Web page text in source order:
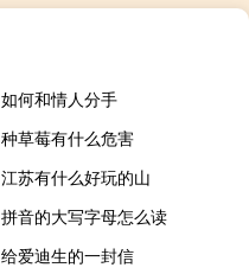
如何和情人分手
种草莓有什么危害
江苏有什么好玩的山
拼音的大写字母怎么读
给爱迪生的一封信